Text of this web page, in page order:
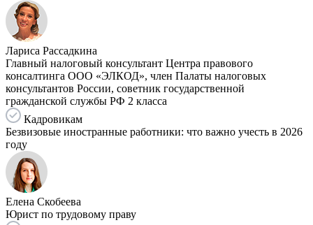
Лариса Рассадкина
Главный налоговый консультант Центра правового
консалтинга ООО «ЭЛКОД», член Палаты налоговых
консультантов России, советник государственной
гражданской службы РФ 2 класса
Кадровикам
Безвизовые иностранные работники: что важно учесть в 2026
году
Елена Скобеева
Юрист по трудовому праву